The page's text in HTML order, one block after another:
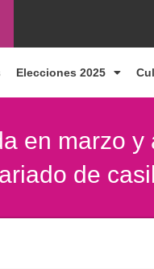
Elecciones 2025
en marzo
de